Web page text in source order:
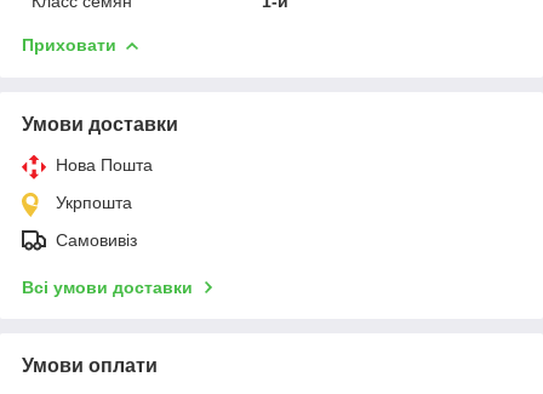
Приховати
Умови доставки
Нова Пошта
Укрпошта
Самовивіз
Всі умови доставки
Умови оплати